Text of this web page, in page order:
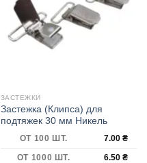
ЗАСТЕЖКИ
Застежка (Клипса) для
подтяжек 30 мм Никель
ОТ 100 ШТ. 7.00 ₴
ОТ 1000 ШТ.
6.50 ₴